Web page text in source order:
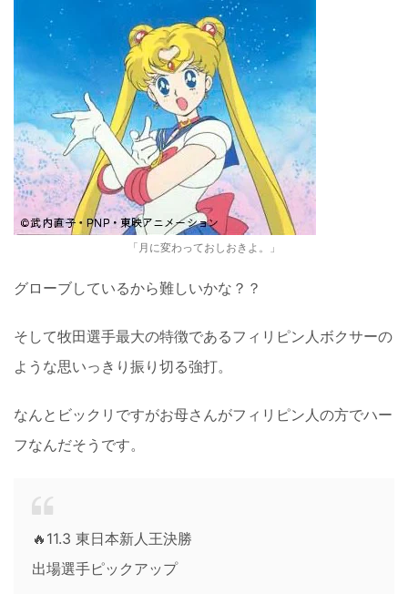
「月に変わっておしおきよ。」
グローブしているから難しいかな？？
そして牧田選手最大の特徴であるフィリピン人ボクサーの
ような思いっきり振り切る強打。
なんとビックリですがお母さんがフィリピン人の方でハー
フなんだそうです。
🔥11.3 東日本新人王決勝
出場選手ピックアップ